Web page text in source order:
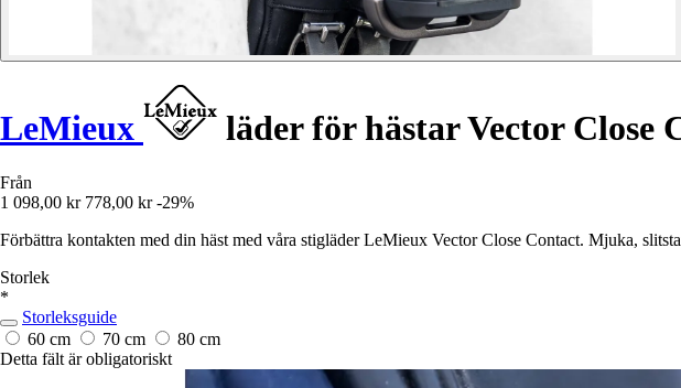
LeMieux läder för hästar Vector Close
Från
1 098,00 kr 778,00 kr -29%
Förbättra kontakten med din häst med våra stigläder LeMieux Vector Close Contact. Mjuka,
Storlek
*
Storleksguide
60 cm
70 cm
80 cm
Detta fält är obligatoriskt